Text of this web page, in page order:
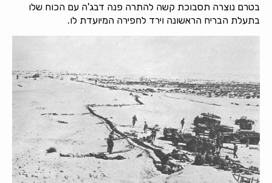
בטרם נוצרה תסבוכת קשה להתרה פנה דבג'ה עם הכוח שלו
בתעלת הבריח הראשונה וירד לחפירה המיועדת לו.